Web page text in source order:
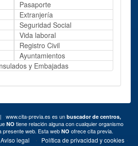
Pasaporte
Extranjería
Seguridad Social
Vida laboral
Registro Civil
Ayuntamientos
y Embajadas
www.cita-previa.es es un buscador de centros,
NO tiene relación alguna con cualquier organismo
presente web. Esta web NO ofrece cita previa.
Aviso legal · Política de privacidad y cookies·